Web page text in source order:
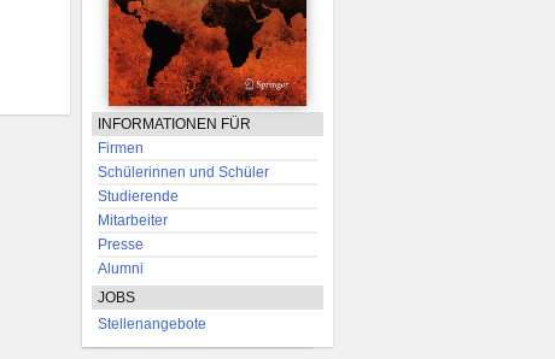
INFORMATIONEN FÜR
Firmen
Schülerinnen und Schüler
Studierende
Mitarbeiter
Presse
Alumni
JOBS
Stellenangebote